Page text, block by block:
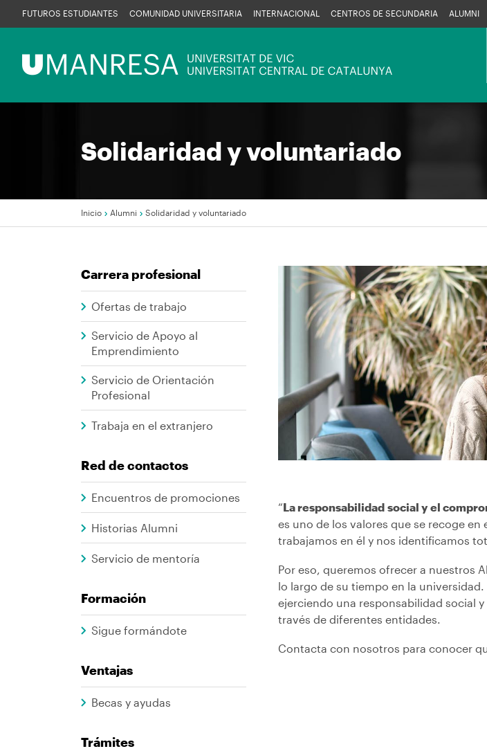
Pasar
al
Menú
UManresa
FUTUROS ESTUDIANTES COMUNIDAD UNIVERSITARIA INTERNACIONAL CENTROS DE SECUNDARIA ALUMNI
Solidaridad y voluntariado
enlaces
de
ayuda
a
la
navegación
Inicio Alumni Solidaridad y voluntariado
Alumni
Carrera profesional
Ofertas de trabajo
Servicio de Apoyo al
Emprendimiento
Servicio de Orientación
Profesional
Trabaja en el extranjero
Red de contactos
Encuentros de promociones
Historias Alumni
Servicio de mentoría
Formación
Sigue formándote
Ventajas
Becas y ayudas
Trámites
Imagen
“La responsabilidad social y el
es uno de los valores que se recoge en
trabajamos en él y nos identificamos
Por eso, queremos ofrecer a nuestros
lo largo de su tiempo en la
ejerciendo una responsabilidad social
través de diferentes entidades.
Contacta con nosotros para conocer